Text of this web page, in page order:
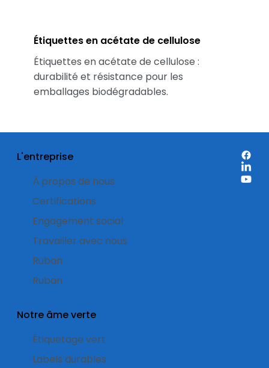
Étiquettes en acétate de cellulose
Étiquettes en acétate de cellulose :
durabilité et résistance pour les
emballages biodégradables.
L'entreprise
À propos de nous
Certifications
Engagement social
Travailler avec nous
Ruban
Ruban
Notre âme verte
Étiquetage vert
Labels durables